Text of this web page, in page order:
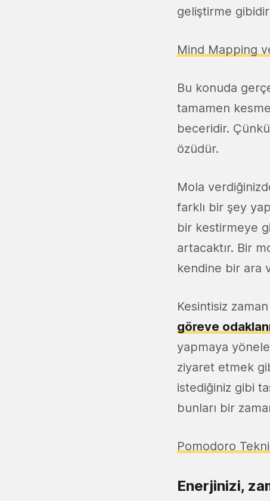
geliştirme
Mind Mapping
Bu konuda
tamamen
beceridir.
özüdür.
Mola
farklı bir şey
bir kestirmeye
artacaktır. Bir
kendine bir ara
Kesintisiz
göreve
yapmaya
ziyaret etmek
istediğiniz gibi
bunları bir
Pomodoro
Enerjinizi,